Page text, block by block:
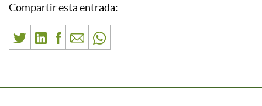
Compartir esta entrada: